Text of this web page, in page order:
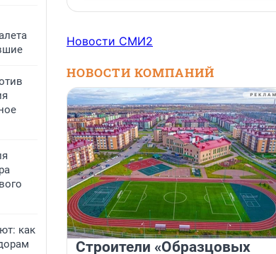
как
Новости СМИ2
НОВОСТИ КОМПАНИЙ
Строители «Образцовых